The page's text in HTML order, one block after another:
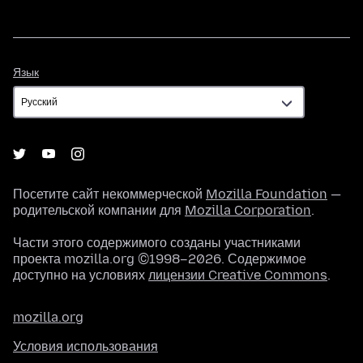
Язык
Посетите сайт некоммерческой Mozilla Foundation —
родительской компании для Mozilla Corporation.
Части этого содержимого созданы участниками
проекта mozilla.org ©1998–2026. Содержимое
доступно на условиях лицензии Creative Commons.
mozilla.org
Условия использования